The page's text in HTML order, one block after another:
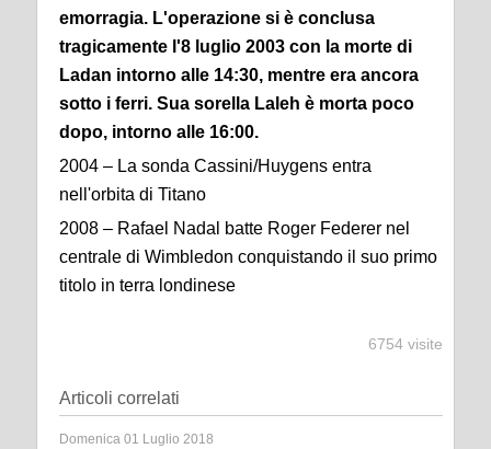
emorragia. L'operazione si è conclusa
tragicamente l'8 luglio 2003 con la morte di
Ladan intorno alle 14:30, mentre era ancora
sotto i ferri. Sua sorella Laleh è morta poco
dopo, intorno alle 16:00.
2004 – La sonda Cassini/Huygens entra
nell'orbita di Titano
2008 – Rafael Nadal batte Roger Federer nel
centrale di Wimbledon conquistando il suo primo
titolo in terra londinese
6754 visite
Articoli correlati
Domenica 01 Luglio 2018